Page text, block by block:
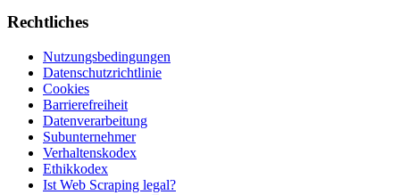
Rechtliches
Nutzungsbedingungen
Datenschutzrichtlinie
Cookies
Barrierefreiheit
Datenverarbeitung
Subunternehmer
Verhaltenskodex
Ethikkodex
Ist Web Scraping legal?